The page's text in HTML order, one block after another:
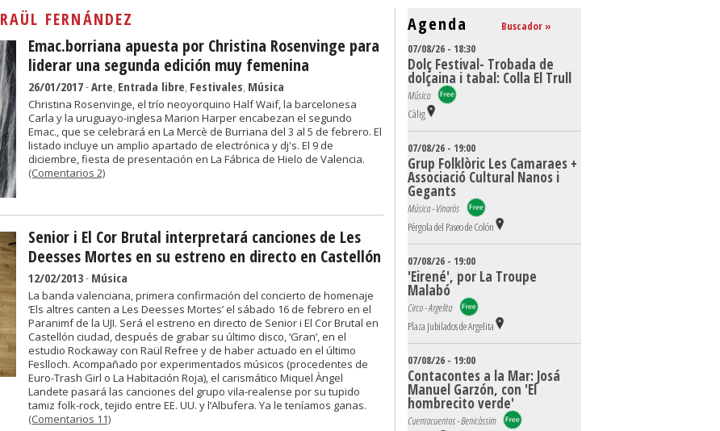
RAÜL FERNÁNDEZ
Emac.borriana apuesta por Christina Rosenvinge para
liderar una segunda edición muy femenina
26/01/2017-Arte, Entrada libre, Festivales, Música
Christina Rosenvinge, el trío neoyorquino Half Waif, la barcelonesa
Carla y la uruguayo-inglesa Marion Harper encabezan el segundo
Emac., que se celebrará en La Mercè de Burriana del 3 al 5 de febrero. El
listado incluye un amplio apartado de electrónica y dj's. El 9 de
diciembre, fiesta de presentación en La Fábrica de Hielo de Valencia.
(Comentarios 2)
Senior i El Cor Brutal interpretará canciones de Les
Deesses Mortes en su estreno en directo en Castellón
12/02/2013- Música
La banda valenciana, primera confirmación del concierto de homenaje
‘Els altres canten a Les Deesses Mortes’ el sábado 16 de febrero en el
Paranimf de la UJI. Será el estreno en directo de Senior i El Cor Brutal en
Castellón ciudad, después de grabar su último disco, ‘Gran’, en el
estudio Rockaway con Raül Refree y de haber actuado en el último
Feslloch. Acompañado por experimentados músicos (procedentes de
Euro-Trash Girl o La Habitación Roja), el carismático Miquel Àngel
Landete pasará las canciones del grupo vila-realense por su tupido
tamiz folk-rock, tejido entre EE. UU. y l’Albufera. Ya le teníamos ganas.
(Comentarios 11)
Agenda
Buscador »
07/08/26 - 18:30
Dolç Festival- Trobada de
dolçaina i tabal: Colla El Trull
Música
Càlig
07/08/26 - 19:00
Grup Folklòric Les Camaraes +
Associació Cultural Nanos i
Gegants
Música - Vinaròs
Pérgola del Paseo de Colón
07/08/26 - 19:00
'Eirené', por La Troupe
Malabó
Circo - Argelita
Plaza Jubilados de Argelita
07/08/26 - 19:00
Contacontes a la Mar: Josá
Manuel Garzón, con 'El
hombrecito verde'
Cuentacuentos - Benicàssim